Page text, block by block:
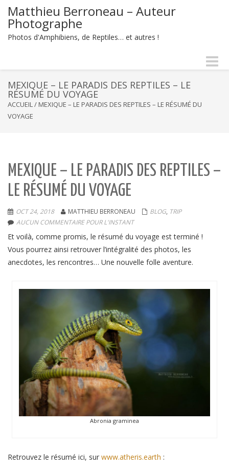
Matthieu Berroneau – Auteur
Photographe
Photos d'Amphibiens, de Reptiles… et autres !
-
MEXIQUE – LE PARADIS DES REPTILES – LE
RÉSUMÉ DU VOYAGE
ACCUEIL/ MEXIQUE – LE PARADIS DES REPTILES – LE RÉSUMÉ DU
VOYAGE
MEXIQUE – LE PARADIS DES REPTILES –
LE RÉSUMÉ DU VOYAGE
OCT 24, 2018 MATTHIEU BERRONEAU BLOG, TRIP
AUCUN COMMENTAIRE POUR L'INSTANT
Et voilà, comme promis, le résumé du voyage est terminé !
Vous pourrez ainsi retrouver l’intégralité des photos, les
anecdotes, les rencontres… Une nouvelle folle aventure.
Abronia graminea
Retrouvez le résumé ici, sur www.atheris.earth :